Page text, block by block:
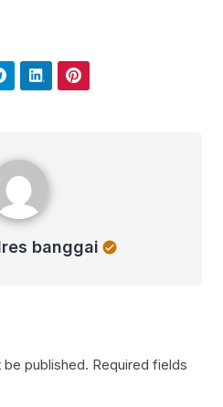
banggai
be published. Required fields